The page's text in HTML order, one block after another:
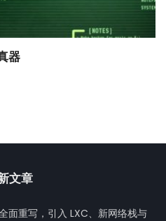
器
文章
重写，引入 LXC、新网络栈与